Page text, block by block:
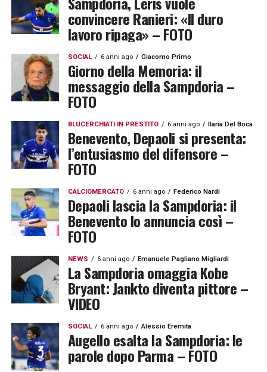
convincere Ranieri: «Il duro
lavoro ripaga» – FOTO
SOCIAL 6 anni ago Giacomo Primo
Giorno della Memoria: il
messaggio della Sampdoria –
FOTO
BLUCERCHIATI IN PRESTITO 6 anni ago Ilaria Del Boca
Benevento, Depaoli si presenta:
l’entusiasmo del difensore –
FOTO
CALCIOMERCATO 6 anni ago Federico Nardi
Depaoli lascia la Sampdoria: il
Benevento lo annuncia così –
FOTO
NEWS 6 anni ago Emanuele Pagliano Migliardi
La Sampdoria omaggia Kobe
Bryant: Jankto diventa pittore –
VIDEO
SOCIAL 6 anni ago Alessio Eremita
Augello esalta la Sampdoria: le
parole dopo Parma – FOTO